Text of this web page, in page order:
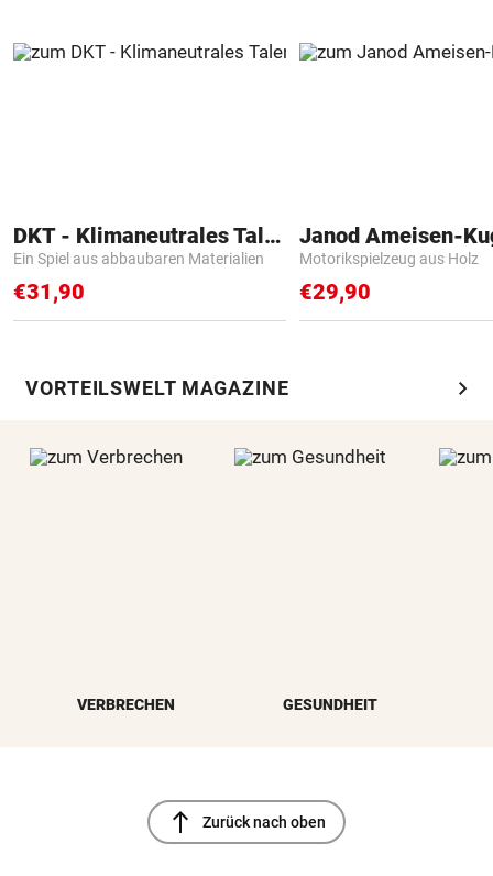
DKT - Klimaneutrales Talent
Ein Spiel aus abbaubaren Materialien
€31,90
Janod Ameisen-
Motorikspielzeug aus Holz
€29,90
VORTEILSWELT MAGAZINE chevron_right
VERBRECHEN GESUNDHEIT
north Zurück nach oben